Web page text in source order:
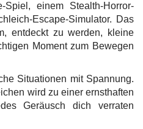
Spiel, einem Stealth-Horror-
Escape-Simulator. Das
entdeckt zu werden, kleine
Moment zum Bewegen
Situationen mit Spannung.
wird zu einer ernsthaften
Geräusch dich verraten